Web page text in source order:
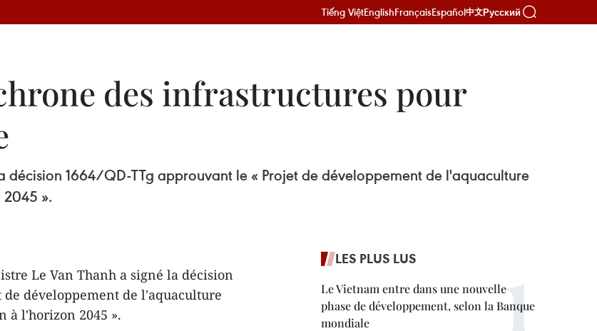
Tiếng ViệtEnglishFrançaisEspañol中文Русский
des infrastructures pour
décision 1664/QD-TTg approuvant le « Projet de développement de l'aquaculture
».
Le Van Thanh a signé la décision
de développement de l'aquaculture
à l'horizon 2045 ».
LES PLUS LUS
Le Vietnam entre dans une nouvelle
phase de développement, selon la Banque
mondiale